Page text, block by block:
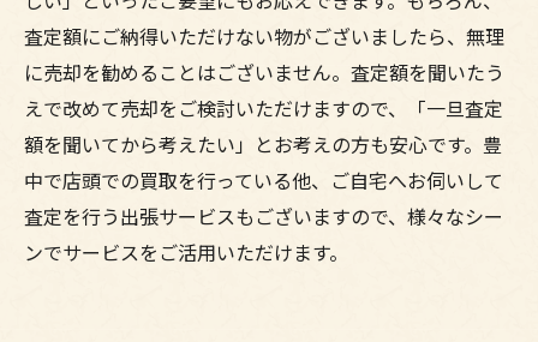
査定額にご納得いただけない物がございましたら、無理
に売却を勧めることはございません。査定額を聞いたう
えで改めて売却をご検討いただけますので、「一旦査定
額を聞いてから考えたい」とお考えの方も安心です。豊
中で店頭での買取を行っている他、ご自宅へお伺いして
査定を行う出張サービスもございますので、様々なシー
ンでサービスをご活用いただけます。